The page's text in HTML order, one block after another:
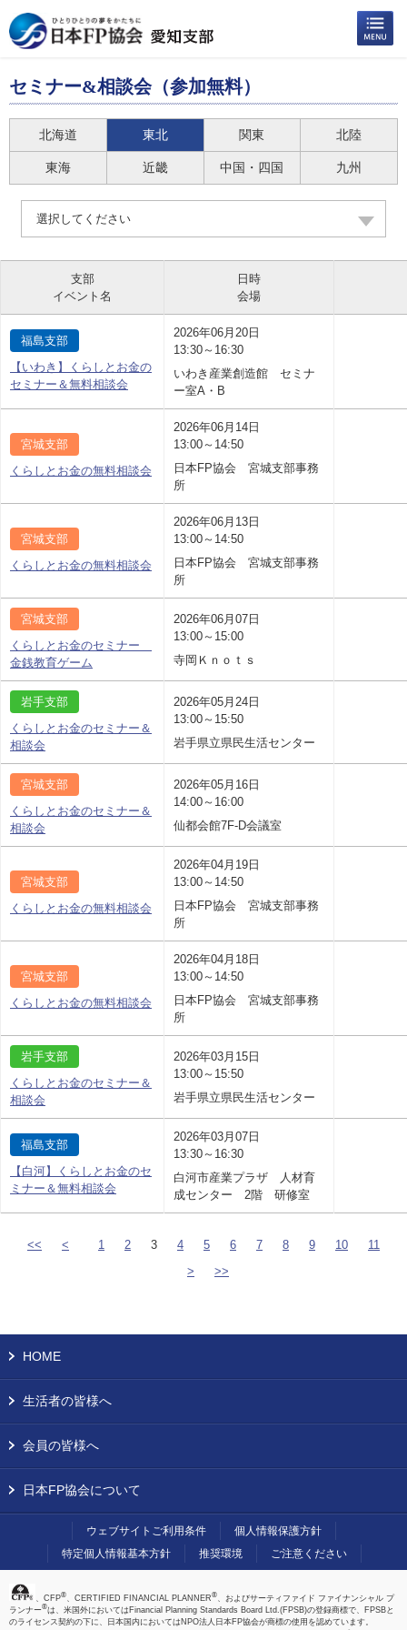
セミナー&相談会（参加無料）
北海道 東北 関東 北陸
東海 近畿 中国・四国 九州
選択してください
支部
イベント名
日時
会場
福島支部
【いわき】くらしとお金の
セミナー＆無料相談会
2026年06月20日
13:30～16:30
いわき産業創造館 セミナ
ー室A・B
宮城支部
くらしとお金の無料相談会
2026年06月14日
13:00～14:50
日本FP協会 宮城支部事務
所
宮城支部
くらしとお金の無料相談会
2026年06月13日
13:00～14:50
日本FP協会 宮城支部事務
所
宮城支部
くらしとお金のセミナー
金銭教育ゲーム
2026年06月07日
13:00～15:00
寺岡Ｋｎｏｔｓ
岩手支部
くらしとお金のセミナー＆
相談会
2026年05月24日
13:00～15:50
岩手県立県民生活センター
宮城支部
くらしとお金のセミナー＆
相談会
2026年05月16日
14:00～16:00
仙都会館7F-D会議室
宮城支部
くらしとお金の無料相談会
2026年04月19日
13:00～14:50
日本FP協会 宮城支部事務
所
宮城支部
くらしとお金の無料相談会
2026年04月18日
13:00～14:50
日本FP協会 宮城支部事務
所
岩手支部
くらしとお金のセミナー＆
相談会
2026年03月15日
13:00～15:50
岩手県立県民生活センター
福島支部
【白河】くらしとお金のセ
ミナー＆無料相談会
2026年03月07日
13:30～16:30
白河市産業プラザ 人材育
成センター 2階 研修室
<< < 1 2 3 4 5 6 7 8 9 10
11
>
>>
HOME
生活者の皆様へ
会員の皆様へ
日本FP協会について
ウェブサイトご利用条件
個人情報保護方針
特定個人情報基本方針
推奨環境 ご注意ください
、CFP®、CERTIFIED FINANCIAL PLANNER®、およびサーティファイド ファイナンシャル プ
ランナー®は、米国外においてはFinancial Planning Standards Board Ltd.(FPSB)の登録商標で、FPSBと
のライセンス契約の下に、日本国内においてはNPO法人日本FP協会が商標の使用を認めています。